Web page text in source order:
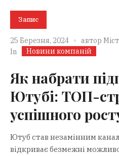
Запис
25 Березня, 2024 автор
In
Новини компаній
Як набрати
Ютубі: ТОП-
успішного
Ютуб став незамінним
відкриває безмежні